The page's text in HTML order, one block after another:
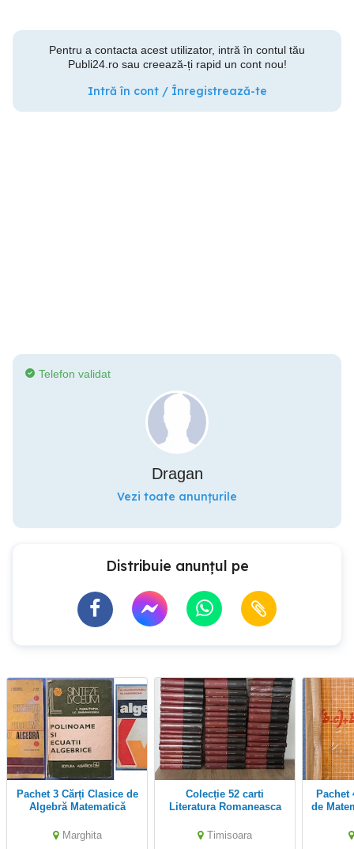
Pentru a contacta acest utilizator, intră în contul tău
Publi24.ro sau creează-ți rapid un cont nou!
Intră în cont / Înregistrează-te
Telefon validat
Dragan
Vezi toate anunțurile
Distribuie anunțul pe
Pachet 3 Cărți Clasice de
Algebră Matematică
Panaitopol)
Marghita
Colecție 52 carti
Literatura Romaneasca
Timisoara
Pachet 4 culegeri vechi
de